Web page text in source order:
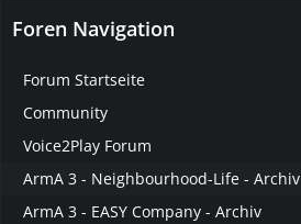
Foren Navigation
Forum Startseite
Community
Voice2Play Forum
ArmA 3 - Neighbourhood-Life - Archiv
ArmA 3 - EASY Company - Archiv